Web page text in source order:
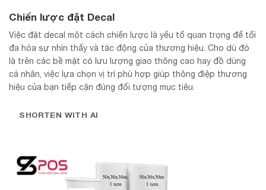
Chiến lược đặt Decal
Việc đặt decal một cách chiến lược là yếu tố quan trọng để tối
đa hóa sự nhìn thấy và tác động của thương hiệu. Cho dù đó
là trên các bề mặt có lưu lượng giao thông cao hay đồ dùng
cá nhân, việc lựa chọn vị trí phù hợp giúp thông điệp thương
hiệu của bạn tiếp cận đúng đối tượng mục tiêu.
SHORTEN WITH AI